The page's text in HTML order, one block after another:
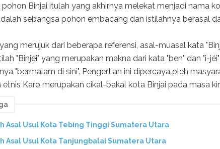
Binjai itulah yang akhirnya melekat menjadi nama
sebangsa pohon embacang dan istilahnya berasal
merujuk dari beberapa referensi, asal-muasal kata
"Binjéi" yang merupakan makna dari kata "ben" dan "i-
"bermalam di sini". Pengertian ini dipercaya oleh
etnis Karo merupakan cikal-bakal kota Binjai pada masa
Asal Usul Kota Tebing Tinggi Sumatera Utara
Asal Usul Kota Tanjungbalai Sumatera Utara